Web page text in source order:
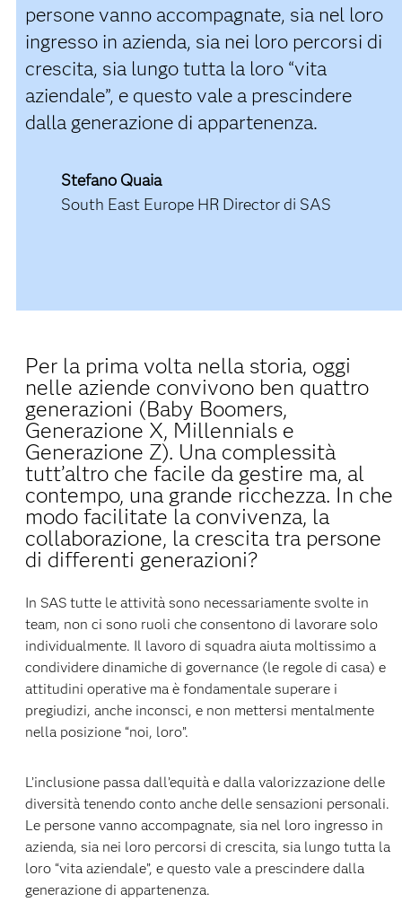
persone vanno accompagnate, sia nel loro
ingresso in azienda, sia nei loro percorsi di
crescita, sia lungo tutta la loro “vita
aziendale”, e questo vale a prescindere
dalla generazione di appartenenza.
Stefano Quaia
South East Europe HR Director di SAS
Per la prima volta nella storia, oggi
nelle aziende convivono ben quattro
generazioni (Baby Boomers,
Generazione X, Millennials e
Generazione Z). Una complessità
tutt’altro che facile da gestire ma, al
contempo, una grande ricchezza. In che
modo facilitate la convivenza, la
collaborazione, la crescita tra persone
di differenti generazioni?
In SAS tutte le attività sono necessariamente svolte in
team, non ci sono ruoli che consentono di lavorare solo
individualmente. Il lavoro di squadra aiuta moltissimo a
condividere dinamiche di governance (le regole di casa) e
attitudini operative ma è fondamentale superare i
pregiudizi, anche inconsci, e non mettersi mentalmente
nella posizione “noi, loro”.
L’inclusione passa dall’equità e dalla valorizzazione delle
diversità tenendo conto anche delle sensazioni personali.
Le persone vanno accompagnate, sia nel loro ingresso in
azienda, sia nei loro percorsi di crescita, sia lungo tutta la
loro “vita aziendale”, e questo vale a prescindere dalla
generazione di appartenenza.